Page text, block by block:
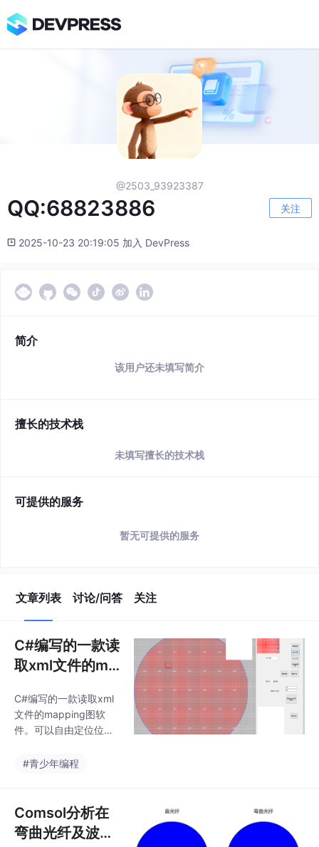
@2503_93923387
QQ:68823886 关注
2025-10-23 20:19:05 加入 DevPress
简介
该用户还未填写简介
擅长的技术栈
未填写擅长的技术栈
可提供的服务
暂无可提供的服务
文章列表 讨论/问答 关注
C#编写的一款读
取xml文件的ma
可以自由定位位
置，统计数量，
C#编写的一款读取xml
文件的mapping图软
件。可以自由定位位
位。主要用在晶圆图谱
完整的，主要用于半导
体制造过程中的晶圆测
试数据展示和分析。
#青少年编程
Comsol分析在
弯曲光纤及波导